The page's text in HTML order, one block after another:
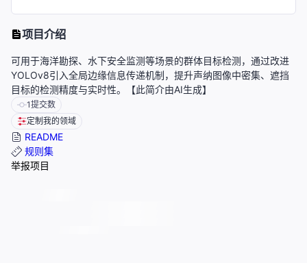
项目介绍
可用于海洋勘探、水下安全监测等场景的群体目标检测，通过改进
YOLOv8引入全局边缘信息传递机制，提升声纳图像中密集、遮挡
目标的检测精度与实时性。【此简介由AI生成】
1提交数
定制我的领域
README
规则集
举报项目